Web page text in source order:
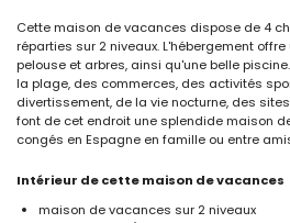
Cette maison de vacances dispose de 4
réparties sur 2 niveaux. L'hébergement
pelouse et arbres, ainsi qu'une belle
la plage, des commerces, des activités
divertissement, de la vie nocturne, des
font de cet endroit une splendide maison
congés en Espagne en famille ou entre
Intérieur de cette maison de vacances
maison de vacances sur 2 niveaux